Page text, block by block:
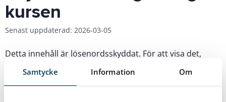
Samtycke Information Om
kursen
Senast uppdaterad: 2026-03-05
Detta innehåll är lösenordsskyddat. För att visa det,
ange lösenordet nedan.
Lösenord: